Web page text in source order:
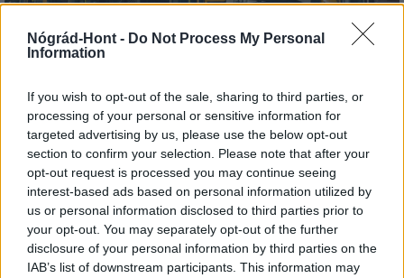
Nógrád-Hont - Do Not Process My Personal
Information
If you wish to opt-out of the sale, sharing to third parties, or
processing of your personal or sensitive information for
targeted advertising by us, please use the below opt-out
section to confirm your selection. Please note that after your
opt-out request is processed you may continue seeing
interest-based ads based on personal information utilized by
us or personal information disclosed to third parties prior to
your opt-out. You may separately opt-out of the further
disclosure of your personal information by third parties on the
IAB’s list of downstream participants. This information may
MAGYAR ÉPÍTŐK